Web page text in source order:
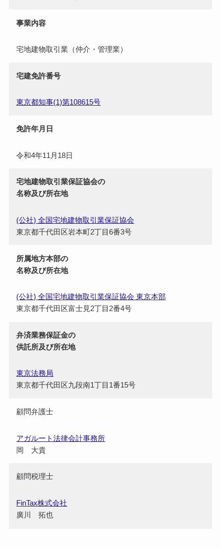
事業内容
宅地建物取引業（仲介・管理業）
宅建免許番号
東京都知事(1)第108615号
免許年月日
令和4年11月18日
宅地建物取引業保証協会の
名称及び所在地
(公社) 全国宅地建物取引業保証協会
東京都千代田区岩本町2丁目6番3号
所属地方本部の
名称及び所在地
(公社) 全国宅地建物取引業保証協会 東京本部
東京都千代田区富士見2丁目2番4号
弁済業務保証金の
供託所及び所在地
東京法務局
東京都千代田区九段南1丁目1番15号
顧問弁護士
アガルート法律会計事務所
岡 大貴
顧問税理士
FinTax株式会社
廣川 拓也